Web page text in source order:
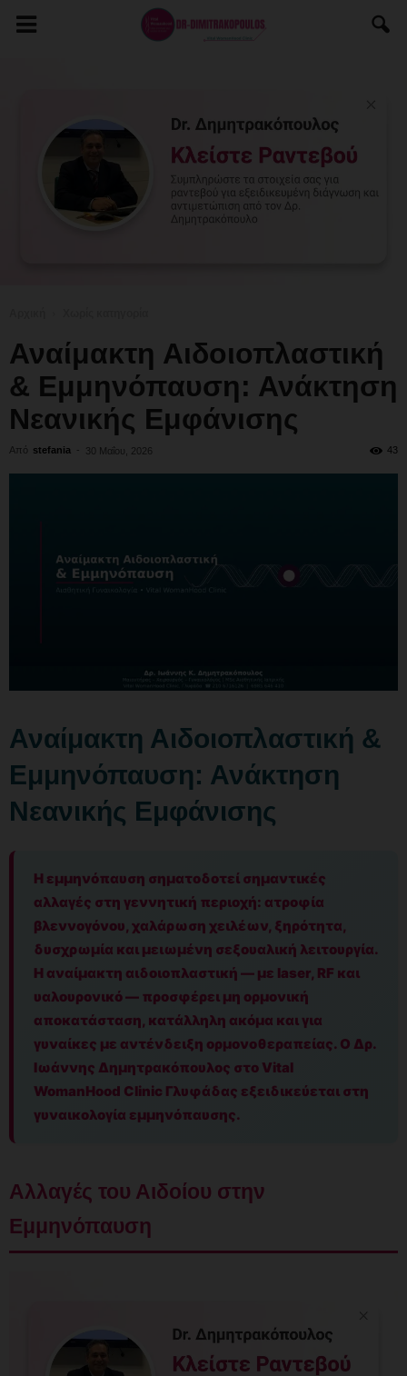
Αναίμακτη Αιδοιοπλαστική
& Εμμηνόπαυση: Ανάκτηση
Νεανικής Εμφάνισης
Από stefania - 30 Μαΐου, 2026 43
Αναίμακτη Αιδοιοπλαστική &
Εμμηνόπαυση: Ανάκτηση
Νεανικής Εμφάνισης
Η εμμηνόπαυση σηματοδοτεί σημαντικές
αλλαγές στη γεννητική περιοχή: ατροφία
βλεννογόνου, χαλάρωση χειλέων, ξηρότητα,
δυσχρωμία και μειωμένη σεξουαλική λειτουργία.
Η αναίμακτη αιδοιοπλαστική — με laser, RF και
υαλουρονικό — προσφέρει μη ορμονική
αποκατάσταση, κατάλληλη ακόμα και για
γυναίκες με αντένδειξη ορμονοθεραπείας. Ο Δρ.
Ιωάννης Δημητρακόπουλος στο Vital
WomanHood Clinic Γλυφάδας εξειδικεύεται στη
γυναικολογία εμμηνόπαυσης.
Αλλαγές του Αιδοίου στην
Εμμηνόπαυση